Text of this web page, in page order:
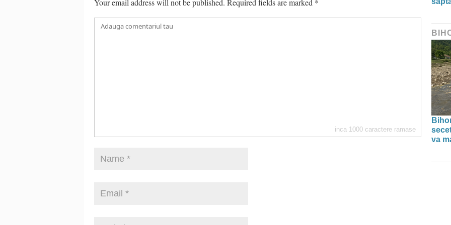
Your email address will not be published. Required fields are marked *
inca 1000 caractere ramase
va